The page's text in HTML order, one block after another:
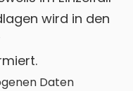
wird in den
Daten